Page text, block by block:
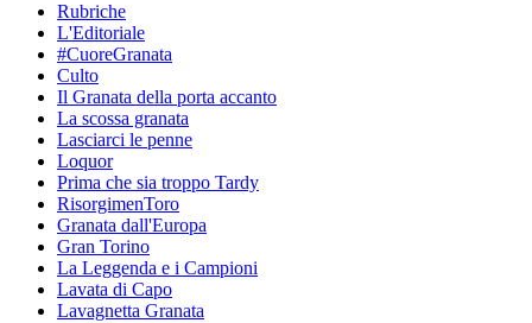
Rubriche
L'Editoriale
#CuoreGranata
Culto
Il Granata della porta accanto
La scossa granata
Lasciarci le penne
Loquor
Prima che sia troppo Tardy
RisorgimenToro
Granata dall'Europa
Gran Torino
La Leggenda e i Campioni
Lavata di Capo
Lavagnetta Granata